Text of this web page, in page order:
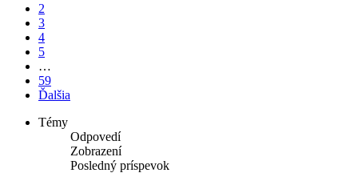
2
3
4
5
…
59
Ďalšia
Témy
Odpovedí
Zobrazení
Posledný príspevok